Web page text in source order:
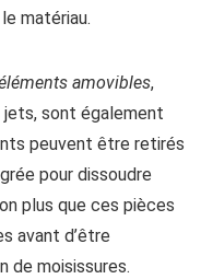
matériau.
amovibles,
sont également
peuvent être retirés
pour dissoudre
plus que ces pièces
avant d’être
de moisissures.